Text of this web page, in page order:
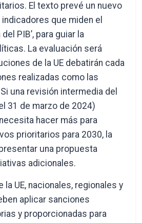
El texto prevé un nuevo
que miden el
PIB’, para guiar la
La evaluación será
de la UE debatirán cada
realizadas como las
una revisión intermedia del
31 de marzo de 2024)
hacer más para
prioritarios para 2030, la
una propuesta
adicionales.
la UE, nacionales, regionales y
aplicar sanciones
y proporcionadas para